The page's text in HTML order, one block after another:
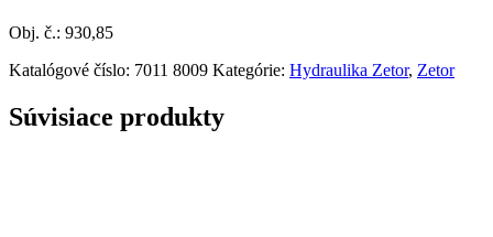
Obj. č.: 930,85
Katalógové číslo: 7011 8009 Kategórie: Hydraulika Zetor, Zetor
Súvisiace produkty